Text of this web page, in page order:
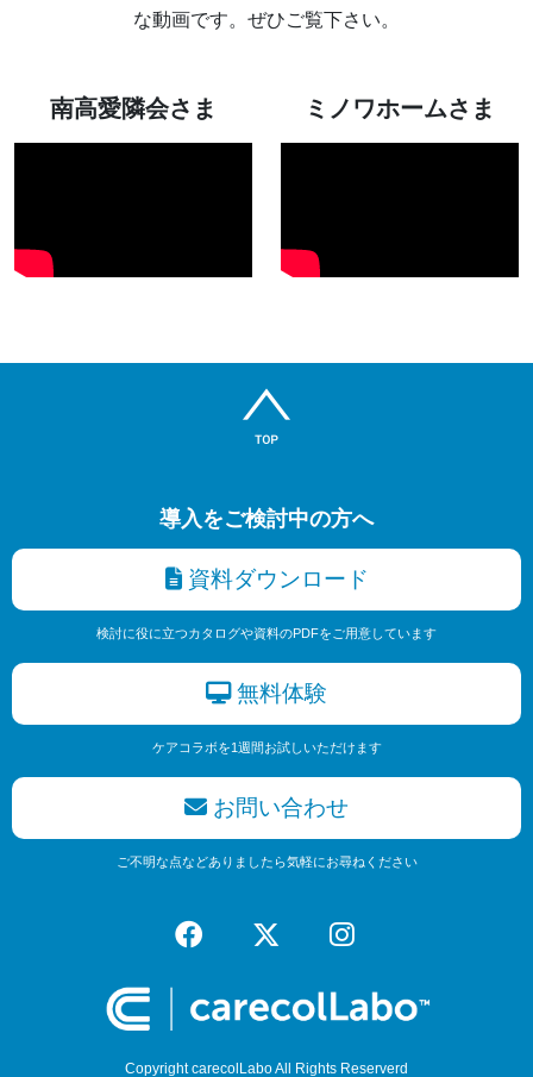
な動画です。ぜひご覧下さい。
南高愛隣会さま ミノワホームさま
導入をご検討中の方へ
資料ダウンロード
検討に役に立つカタログや資料のPDFをご用意しています
無料体験
ケアコラボを1週間お試しいただけます
お問い合わせ
ご不明な点などありましたら気軽にお尋ねください
Copyright carecolLabo All Rights Reserverd